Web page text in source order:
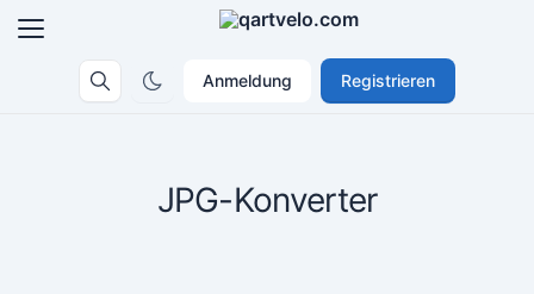
Anmeldung Registrieren
JPG-Konverter